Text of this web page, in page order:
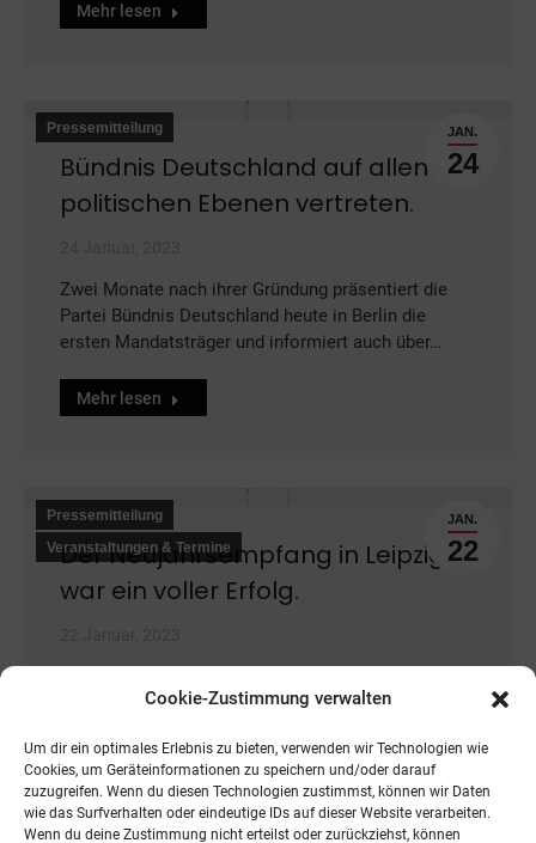
Cookie-Zustimmung verwalten
Um dir ein optimales Erlebnis zu bieten, verwenden wir Technologien wie
Cookies, um Geräteinformationen zu speichern und/oder darauf
zuzugreifen. Wenn du diesen Technologien zustimmst, können wir Daten
wie das Surfverhalten oder eindeutige IDs auf dieser Website verarbeiten.
Wenn du deine Zustimmung nicht erteilst oder zurückziehst, können
Mehr lesen
JAN.
24
Pressemitteilung
Bündnis Deutschland auf allen
politischen Ebenen vertreten.
Zwei Monate nach ihrer Gründung präsentiert die
Partei Bündnis Deutschland heute in Berlin die
ersten Mandatsträger und informiert auch über…
Mehr lesen
JAN.
22
Pressemitteilung
Veranstaltungen & Termine
Der Neujahrsempfang in Leipzig
war ein voller Erfolg.
80 Mitglieder und Gäste zum Neujahrsempfang der
Sachsen…
Mehr lesen